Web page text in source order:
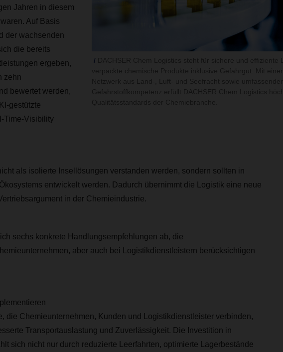
Jahren in diesem
Auf Basis
der wachsenden
die bereits
ergeben,
zehn
bewertet werden,
gestützte
Time-Visibility
als isolierte Insellösungen verstanden werden, sondern sollten in
entwickelt werden. Dadurch übernimmt die Logistik eine neue
in der Chemieindustrie.
sechs konkrete Handlungsempfehlungen ab, die
aber auch bei Logistikdienstleistern berücksichtigen
die Chemieunternehmen, Kunden und Logistikdienstleister verbinden,
Transportauslastung und Zuverlässigkeit. Die Investition in
sich nicht nur durch reduzierte Leerfahrten, optimierte Lagerbestände